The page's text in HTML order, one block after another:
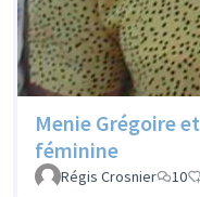
Menie Grégoire
féminine
Régis Crosnier 10